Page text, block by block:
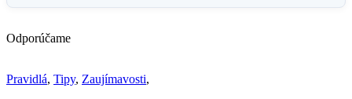
Odporúčame
Pravidlá, Tipy, Zaujímavosti,